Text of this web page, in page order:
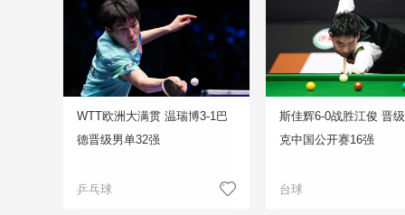
WTT欧洲大满贯 温瑞博3-1巴
德晋级男单32强
乒乓球
斯佳辉6-0战胜江俊 晋
克中国公开赛16强
台球